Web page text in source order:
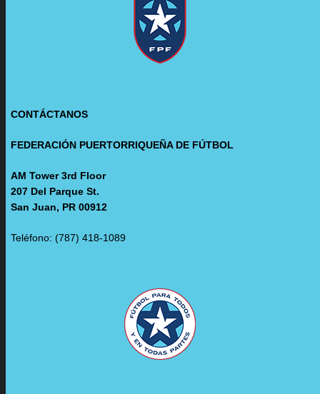
CONTÁCTANOS
FEDERACIÓN PUERTORRIQUEÑA DE FÚTBOL
AM Tower 3rd Floor
207 Del Parque St.
San Juan, PR 00912
Teléfono: (787) 418-1089